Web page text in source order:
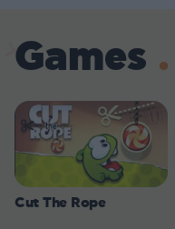
Games
Cut The Rope